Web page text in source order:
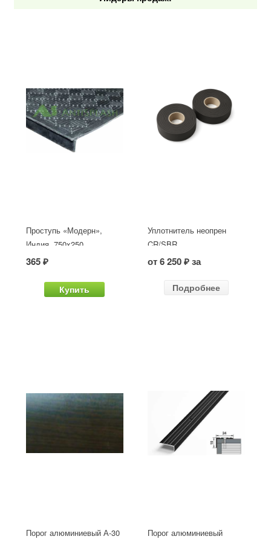
Проступь «Модерн»,
Индия, 750x250
365 ₽
Купить
Уплотнитель неопрен
CR/SBR
от 6 250 ₽ за
Подробнее
Порог алюминиевый А-30
Порог алюминиевый